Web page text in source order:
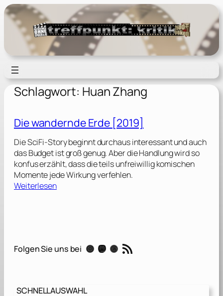
Zum
Inhalt
springen
Schlagwort: Huan Zhang
Die wandernde Erde [2019]
Die SciFi-Story beginnt durchaus interessant und auch
das Budget ist groß genug. Aber die Handlung wird so
konfus erzählt, dass die teils unfreiwillig komischen
Momente jede Wirkung verfehlen.
Weiterlesen:
n
Folgen Sie uns bei Instagram Mastodon Threads RSS-Feed
SCHNELLAUSWAHL